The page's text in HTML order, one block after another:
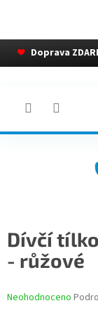
❤ Doprava
Dívčí tílko
- růžové
Průměrné
Neohodnoceno